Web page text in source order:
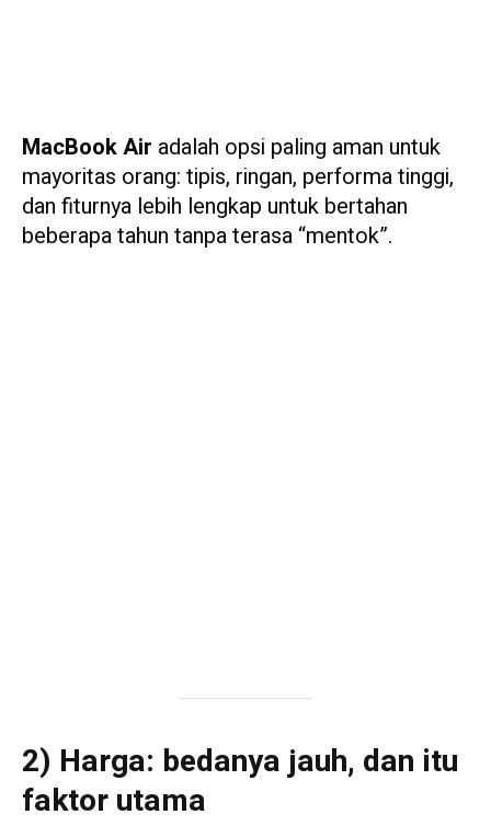
MacBook Air adalah opsi paling aman untuk
mayoritas orang: tipis, ringan, performa tinggi,
dan fiturnya lebih lengkap untuk bertahan
beberapa tahun tanpa terasa “mentok”.
2) Harga: bedanya jauh, dan itu
faktor utama